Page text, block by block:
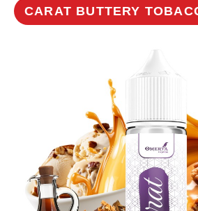
CARAT BUTTERY